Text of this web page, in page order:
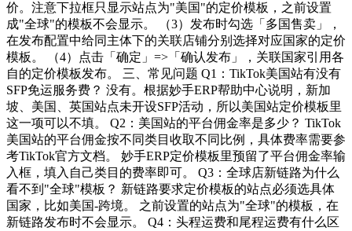
价。注意下拉框只显示站点为"美国"的定价模板，之前设置
成"全球"的模板不会显示。 （3）发布时勾选「多国售卖」，
在发布配置中给同主体下的关联店铺分别选择对应国家的定价
模板。 （4）点击「确定」=>「确认发布」，关联国家引用各
自的定价模板发布。 三、常见问题 Q1：TikTok美国站有没有
SFP免运服务费？ 没有。根据妙手ERP帮助中心说明，新加
坡、美国、英国站点未开设SFP活动，所以美国站定价模板里
这一项可以不填。 Q2：美国站的平台佣金率是多少？ TikTok
美国站的平台佣金按不同类目收取不同比例，具体费率需要参
考TikTok官方文档。 妙手ERP定价模板里预留了平台佣金率输
入框，填入自己类目的费率即可。 Q3：全球店新链路为什么
看不到"全球"模板？ 新链路要求定价模板的站点必须选具体
国家，比如美国-跨境。 之前设置的站点为"全球"的模板，在
新链路发布时不会显示。 Q4：头程运费和尾程运费有什么区